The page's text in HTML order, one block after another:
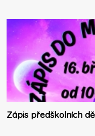
Zápis předškolních